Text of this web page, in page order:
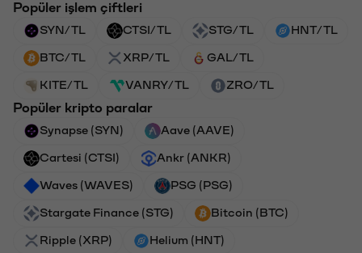
Popüler işlem çiftleri
SYN/TL CTSI/TL STG/TL HNT/TL
BTC/TL XRP/TL GAL/TL
KITE/TL VANRY/TL ZRO/TL
Popüler kripto paralar
Synapse (SYN) Aave (AAVE)
Cartesi (CTSI) Ankr (ANKR)
Waves (WAVES) PSG (PSG)
Stargate Finance (STG) Bitcoin (BTC)
Ripple (XRP) Helium (HNT)